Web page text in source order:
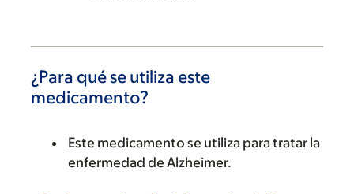
¿Para qué se utiliza este
medicamento?
Este medicamento se utiliza para tratar la
enfermedad de Alzheimer.